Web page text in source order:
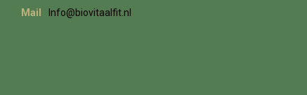
Mail
Info@biovitaalfit.nl